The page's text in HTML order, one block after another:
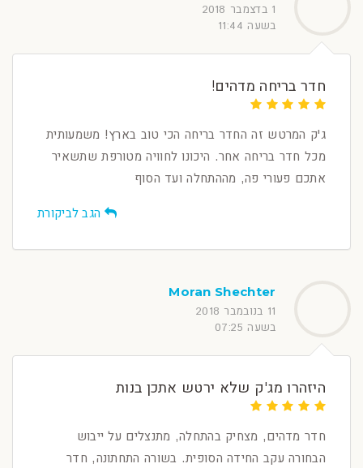
1 בדצמבר 2018
בשעה 11:44
חדר בריחה מדהים!
ג'ק המרטש זה החדר בריחה הכי טוב בארץ! משמעותית
מכל חדר בריחה אחר. היכונו לחוויה מטורפת שתשאיר
אתכם פעורי פה, מההתחלה ועד הסוף
הגב לביקורת
Moran Shechter
11 בנובמבר 2018
בשעה 07:25
היזהרו מג'ק שלא ירטש אתכן בנות
חדר מדהים, מצחיק בהתחלה, מתנצלים על ייבוש
הבחורה עקב החידה הסופית. בשורה התחתונה, חדר